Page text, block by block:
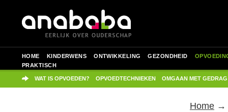
HOME KINDERWENS ONTWIKKELING GEZONDHEID
PRAKTISCH
WAT IS OPVOEDEN? OPVOEDTECHNIEKEN OMGAAN MET GEDRAG
Home →